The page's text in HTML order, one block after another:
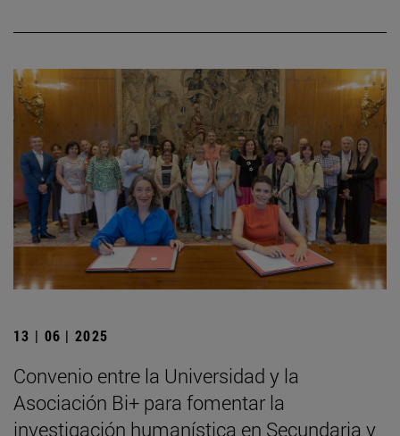
13 | 06 | 2025
Convenio entre la Universidad y la
Asociación Bi+ para fomentar la
investigación humanística en Secundaria y